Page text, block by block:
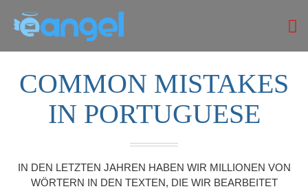
COMMON MISTAKES
IN PORTUGUESE
IN DEN LETZTEN JAHREN HABEN WIR MILLIONEN VON
WÖRTERN IN DEN TEXTEN, DIE WIR BEARBEITET